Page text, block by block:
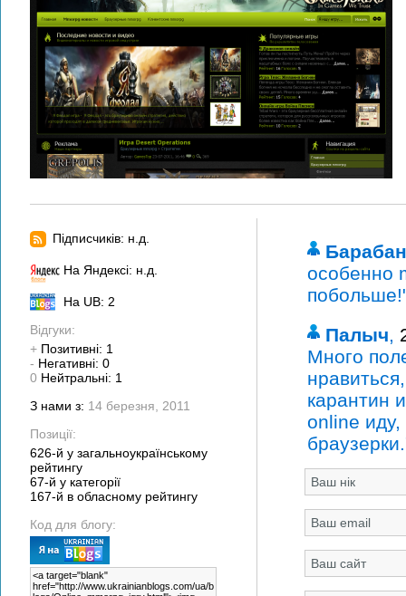
Підписчиків: н.д.
На Яндексі: н.д.
На UB: 2
Відгуки:
+ Позитивні: 1
- Негативні: 0
0 Нейтральні: 1
З нами з: 14 березня, 2011
Позиції:
626-й у загальноукраїнському
рейтингу
67-й у категорії
167-й в обласному рейтингу
Код для блогу:
Барабан
особенно
Палыч,
Много
карантин
online иду,